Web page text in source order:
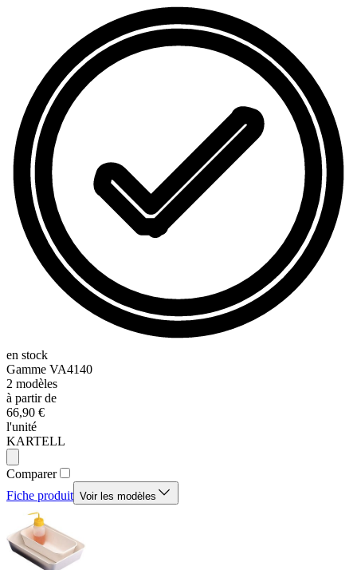
en stock
Gamme VA4140
2 modèles
à partir de
66,90 €
l'unité
KARTELL
Comparer
Fiche produit Voir les modèles